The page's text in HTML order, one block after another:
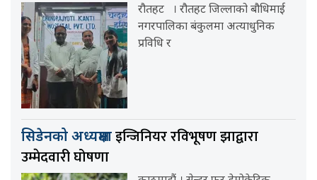
रौतहट । रौतहट जिल्लाको बौधिमाई
नगरपालिका बंकुलमा अत्याधुनिक
प्रविधि र
सिडेनको अध्यक्षमाइन्जिनियर रविभूषण झाद्वारा
उम्मेदवारी घोषणा